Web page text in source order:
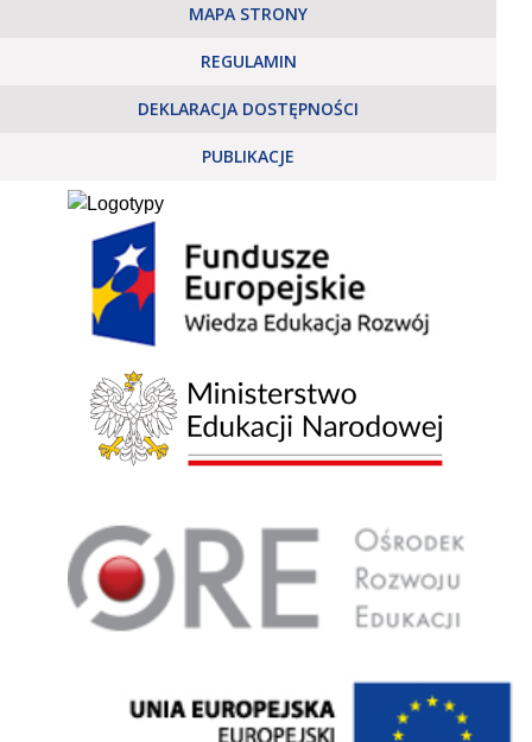
MAPA STRONY
REGULAMIN
DEKLARACJA DOSTĘPNOŚCI
PUBLIKACJE